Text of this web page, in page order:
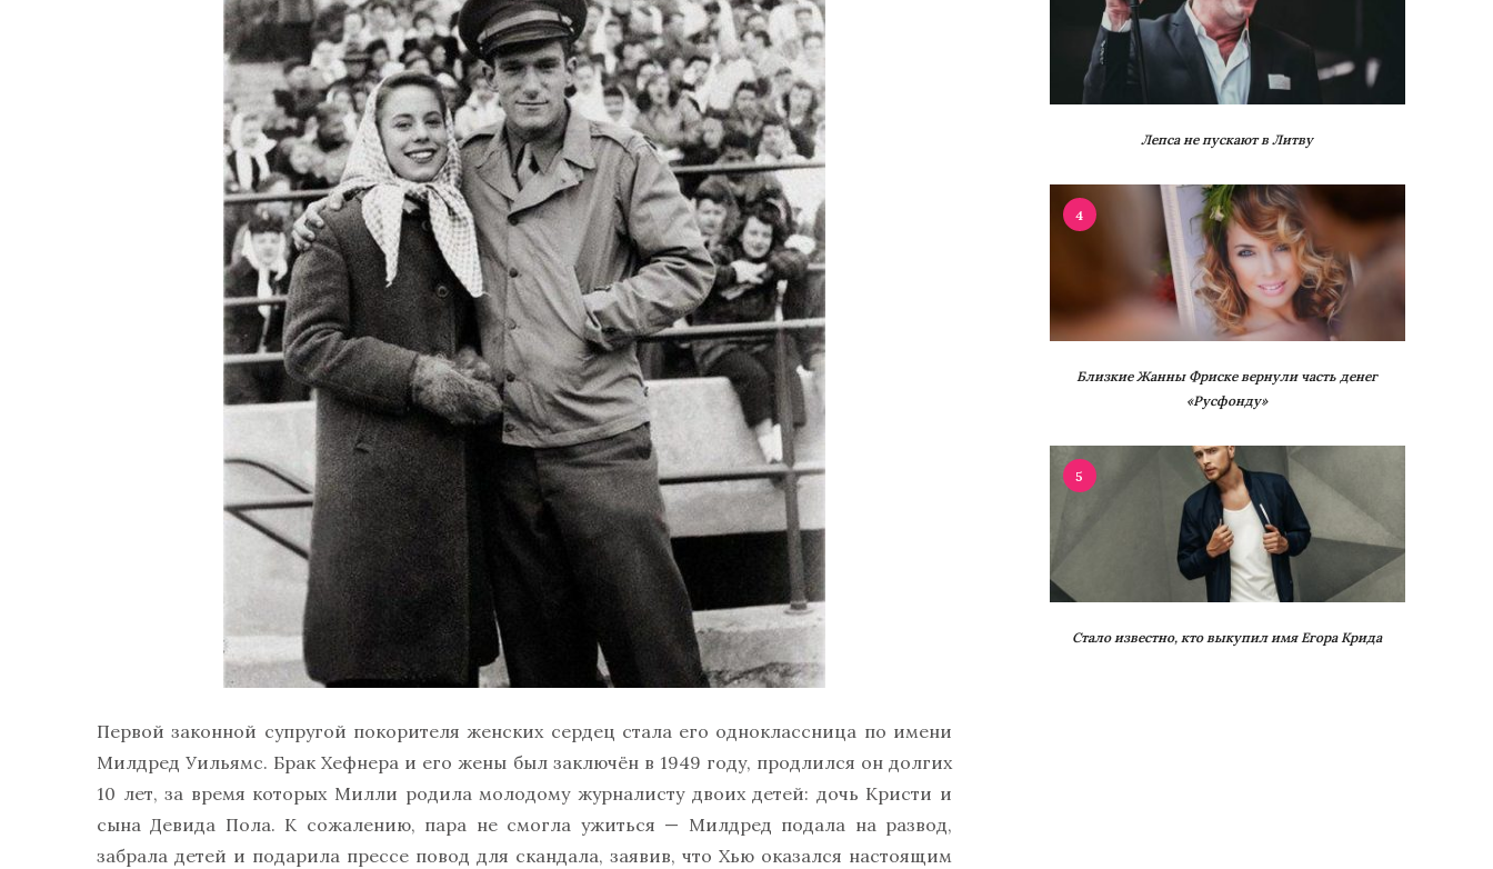
Первой законной супругой покорителя женских сердец стала его одноклассница по имени
Милдред Уильямс. Брак Хефнера и его жены был заключён в 1949 году, продлился он долгих
10 лет, за время которых Милли родила молодому журналисту двоих детей: дочь Кристи и
сына Девида Пола. К сожалению, пара не смогла ужиться — Милдред подала на развод,
забрала детей и подарила прессе повод для скандала, заявив, что Хью оказался настоящим
Лепса не пускают в Литву
4
Близкие Жанны Фриске вернули часть денег
«Русфонду»
5
Стало известно, кто выкупил имя Егора Крида